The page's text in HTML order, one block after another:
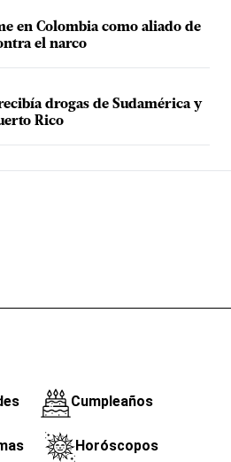
en Colombia como aliado de
el narco
drogas de Sudamérica y
Rico
Cumpleaños
Horóscopos